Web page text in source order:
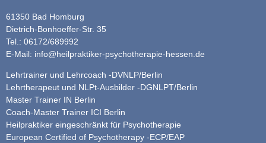
61350 Bad Homburg
Dietrich-Bonhoeffer-Str. 35
Tel.: 06172/689992
E-Mail: info@heilpraktiker-psychotherapie-hessen.de
Lehrtrainer und Lehrcoach -DVNLP/Berlin
Lehrtherapeut und NLPt-Ausbilder -DGNLPT/Berlin
Master Trainer IN Berlin
Coach-Master Trainer ICI Berlin
Heilpraktiker eingeschränkt für Psychotherapie
European Certified of Psychotherapy -ECP/EAP